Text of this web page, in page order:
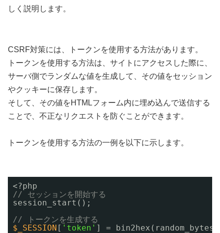
しく説明します。
CSRF対策には、トークンを使用する方法があります。
トークンを使用する方法は、サイトにアクセスした際に、
サーバ側でランダムな値を生成して、その値をセッション
やクッキーに保存します。
そして、その値をHTMLフォーム内に埋め込んで送信する
ことで、不正なリクエストを防ぐことができます。
トークンを使用する方法の一例を以下に示します。
<?php
// セッションを開始する
session_start();
// トークンを生成する
$_SESSION [ 'token' ] =